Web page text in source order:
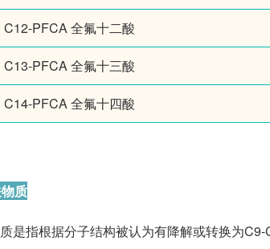
C12-PFCA 全氟十二酸
C13-PFCA 全氟十三酸
C14-PFCA 全氟十四酸
质
是指根据分子结构被认为有降解或转换为C9-